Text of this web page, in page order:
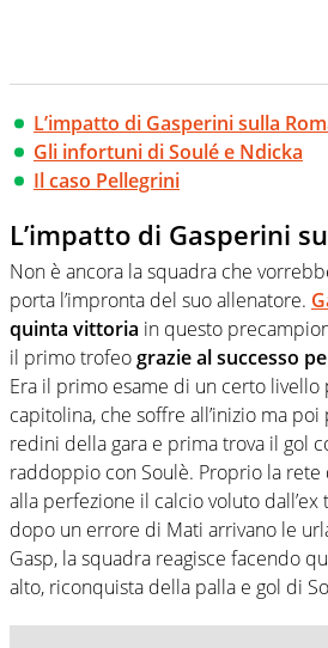
L’impatto di Gasperini sulla
Gli infortuni di Soulé e Ndicka
Il caso Pellegrini
L’impatto di Gasperini
Non è ancora la squadra che
porta l’impronta del suo allenatore.
quinta vittoria in questo
il primo trofeograzie al successo
Era il primo esame di un certo livello
capitolina, che soffre all’inizio ma
redini della gara e prima trova il gol
raddoppio con Soulè. Proprio la rete
alla perfezione il calcio voluto dall’ex
dopo un errore di Mati arrivano le
Gasp, la squadra reagisce facendo
alto, riconquista della palla e gol di